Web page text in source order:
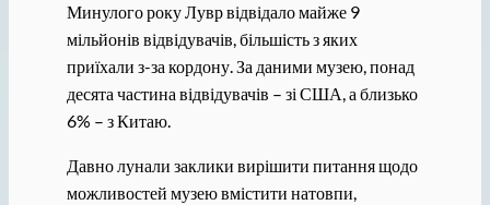
Минулого року Лувр відвідало майже 9
мільйонів відвідувачів, більшість з яких
приїхали з-за кордону. За даними музею, понад
десята частина відвідувачів – зі США, а близько
6% – з Китаю.
Давно лунали заклики вирішити питання щодо
можливостей музею вмістити натовпи,